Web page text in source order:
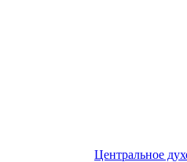
Центральное